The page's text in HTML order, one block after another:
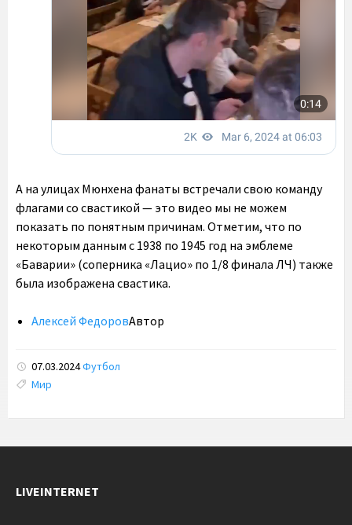
А на улицах Мюнхена фанаты встречали свою команду
флагами со свастикой — это видео мы не можем
показать по понятным причинам. Отметим, что по
некоторым данным с 1938 по 1945 год на эмблеме
«Баварии» (соперника «Лацио» по 1/8 финала ЛЧ) также
была изображена свастика.
Алексей ФедоровАвтор
07.03.2024Футбол
Tags:
Мир
LIVEINTERNET